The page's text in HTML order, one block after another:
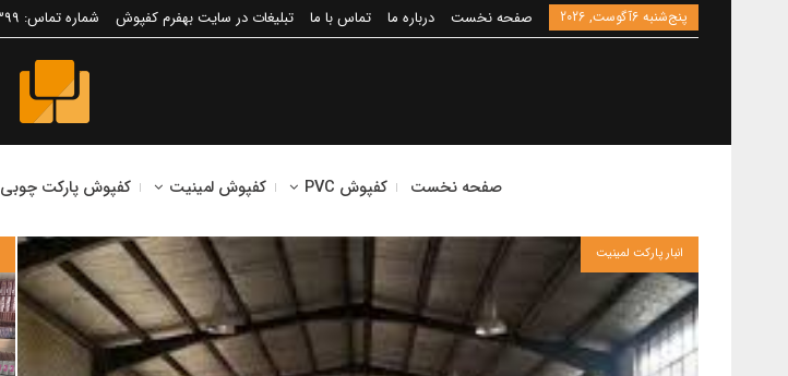
پنج‌شنبه 6آگوست, 2026 صفحه نخست درباره ما تماس با ما تبلیغات در سایت بهفرم کفپوش شماره تماس: 09123117399
صفحه نخست کفپوش PVC کفپوش لمینیت کفپوش پارکت چوبی
انبار پارکت لمینیت